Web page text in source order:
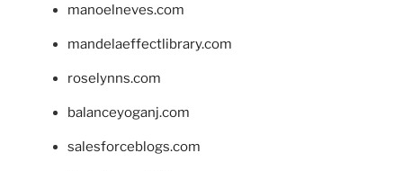
manoelneves.com
mandelaeffectlibrary.com
roselynns.com
balanceyoganj.com
salesforceblogs.com